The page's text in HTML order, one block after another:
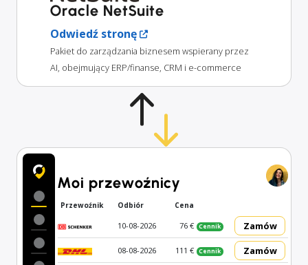
Oracle NetSuite
Odwiedź stronę
Pakiet do zarządzania biznesem wspierany przez
AI, obejmujący ERP/finanse, CRM i e-commerce
Moi przewoźnicy
Przewoźnik Odbiór Cena
10-08-2026 76 € Cennik Zamów
08-08-2026 111 € Cennik Zamów